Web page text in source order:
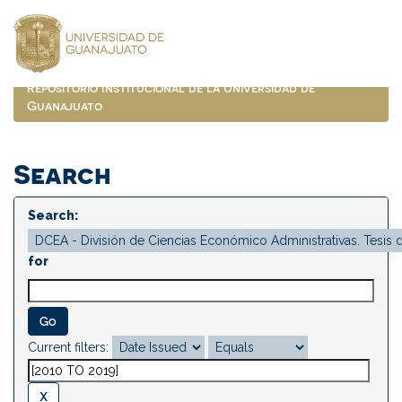
navigation
Repositorio Institucional de la Universidad de
Guanajuato
Search
Search:
for
Current filters: